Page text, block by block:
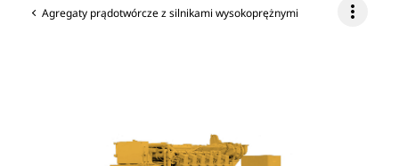
Agregaty prądotwórcze z silnikami wysokoprężnymi more_vert